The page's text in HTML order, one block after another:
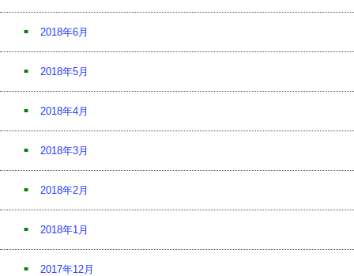
2018年6月
2018年5月
2018年4月
2018年3月
2018年2月
2018年1月
2017年12月